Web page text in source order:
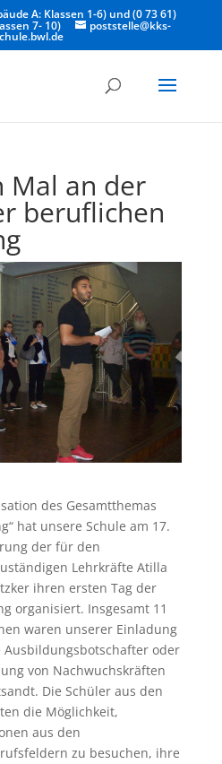
A: Klassen 1-6) und (0 73 61)
7- 10) poststelle@kks-
Mal an der
beruflichen
des Gesamtthemas
hat unsere Schule am 17.
der für den
Lehrkräfte Atilla
ihren ersten Tag der
organisiert. Insgesamt 11
waren unserer Einladung
oder
von Nachwuchskräften
Die Schüler aus den
die Möglichkeit,
aus den
zu besuchen, ihre